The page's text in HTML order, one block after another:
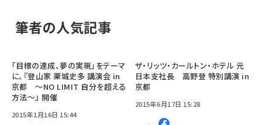
筆者の人気記事
「目標の達成、夢の実現」をテーマ
に、『登山家 栗城史多 講演会 in
京都 ～NO LIMIT 自分を超える
方法～』 開催
2015年1月16日 15:44
ザ・リッツ・カールトン・ホテル 元
日本支社長 高野登 特別講演 in
京都
2015年6月17日 15:28